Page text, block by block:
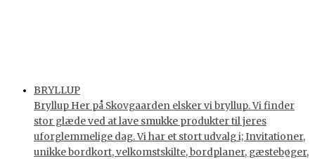
BRYLLUP
Bryllup Her på Skovgaarden elsker vi bryllup. Vi finder
stor glæde ved at lave smukke produkter til jeres
uforglemmelige dag. Vi har et stort udvalg i; Invitationer,
unikke bordkort, velkomstskilte, bordplaner, gæstebøger,